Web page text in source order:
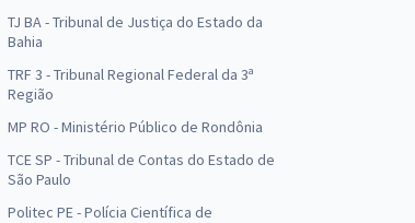
TJ BA - Tribunal de Justiça do Estado da
Bahia
TRF 3 - Tribunal Regional Federal da 3ª
Região
MP RO - Ministério Público de Rondônia
TCE SP - Tribunal de Contas do Estado de
São Paulo
Politec PE - Polícia Científica de